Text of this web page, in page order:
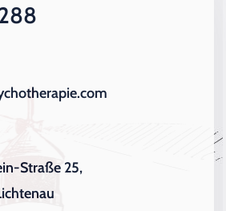
Straße 25,